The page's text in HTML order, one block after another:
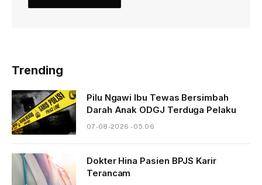
Trending
Pilu Ngawi Ibu Tewas Bersimbah
Darah Anak ODGJ Terduga Pelaku
07-08-2026 - 05.06
Dokter Hina Pasien BPJS Karir
Terancam